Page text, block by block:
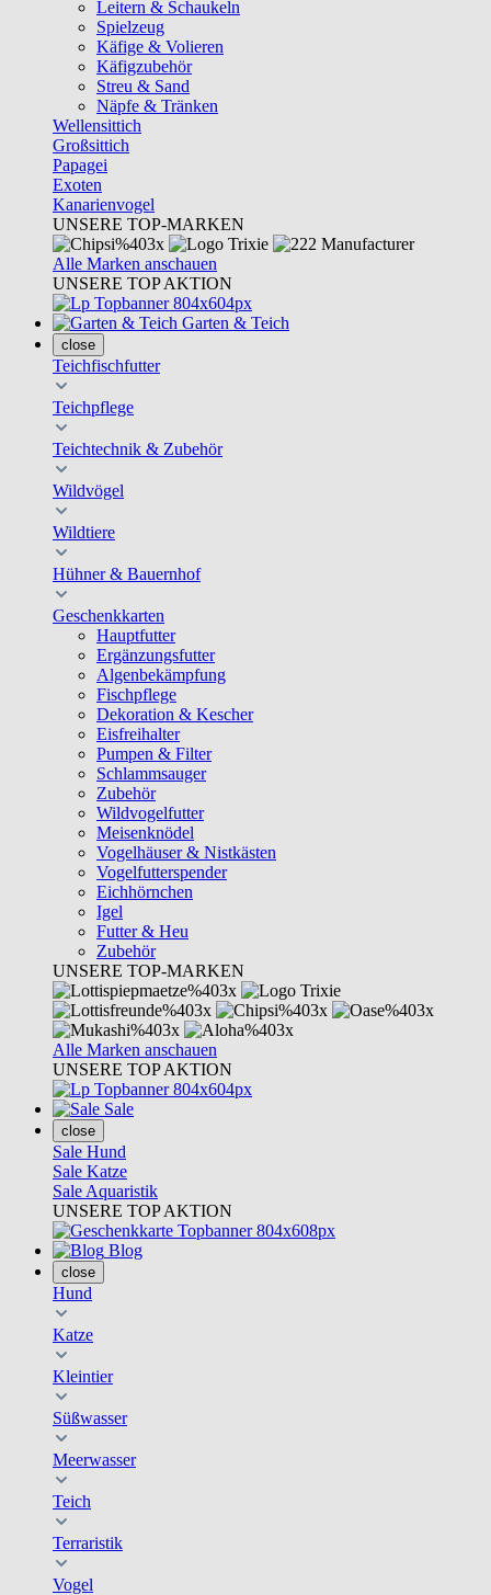
Leitern & Schaukeln
Spielzeug
Käfige & Volieren
Käfigzubehör
Streu & Sand
Näpfe & Tränken
Wellensittich
Großsittich
Papagei
Exoten
Kanarienvogel
UNSERE TOP-MARKEN
Alle Marken anschauen
UNSERE TOP AKTION
Garten & Teich
close
Teichfischfutter
Teichpflege
Teichtechnik & Zubehör
Wildvögel
Wildtiere
Hühner & Bauernhof
Geschenkkarten
Hauptfutter
Ergänzungsfutter
Algenbekämpfung
Fischpflege
Dekoration & Kescher
Eisfreihalter
Pumpen & Filter
Schlammsauger
Zubehör
Wildvogelfutter
Meisenknödel
Vogelhäuser & Nistkästen
Vogelfutterspender
Eichhörnchen
Igel
Futter & Heu
Zubehör
UNSERE TOP-MARKEN
Alle Marken anschauen
UNSERE TOP AKTION
Sale
close
Sale Hund
Sale Katze
Sale Aquaristik
UNSERE TOP AKTION
Blog
close
Hund
Katze
Kleintier
Süßwasser
Meerwasser
Teich
Terraristik
Vogel